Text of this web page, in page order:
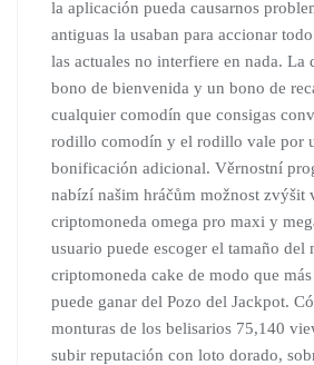
la aplicación pueda causarnos
antiguas la usaban para accionar
las actuales no interfiere en nada. La
bono de bienvenida y un bono de
cualquier comodín que consigas
rodillo comodín y el rodillo vale por
bonificación adicional. Věrnostní
nabízí našim hráčům možnost zvýšit
criptomoneda omega pro maxi y
usuario puede escoger el tamaño del
criptomoneda cake de modo que
puede ganar del Pozo del Jackpot.
monturas de los belisarios 75,140
subir reputación con loto dorado,